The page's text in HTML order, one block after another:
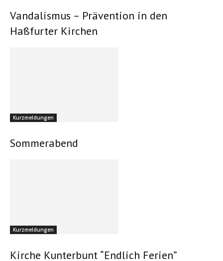
Vandalismus – Prävention in den
Haßfurter Kirchen
Kurzmeldungen
Sommerabend
Kurzmeldungen
Kirche Kunterbunt “Endlich Ferien”